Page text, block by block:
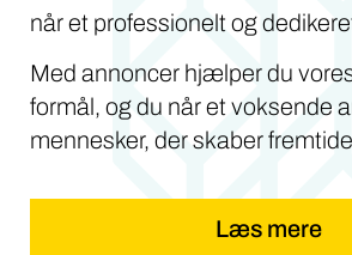
når et professionelt og
Med annoncer hjælper du
formål, og du når et voksende
mennesker, der skaber
Læs mere